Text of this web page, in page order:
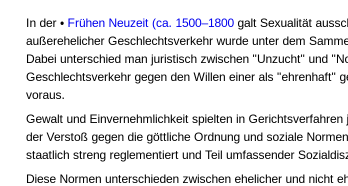
In der • Frühen Neuzeit (ca. 1500–1800 galt Sexualität
außerehelicher Geschlechtsverkehr wurde unter dem
Dabei unterschied man juristisch zwischen "Unzucht" und
Geschlechtsverkehr gegen den Willen einer als "ehrenhaft"
voraus.
Gewalt und Einvernehmlichkeit spielten in
der Verstoß gegen die göttliche Ordnung und soziale
staatlich streng reglementiert und Teil umfassender
Diese Normen unterschieden zwischen ehelicher und nicht